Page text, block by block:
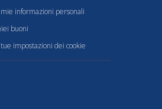
informazioni personali
buoni
impostazioni dei cookie